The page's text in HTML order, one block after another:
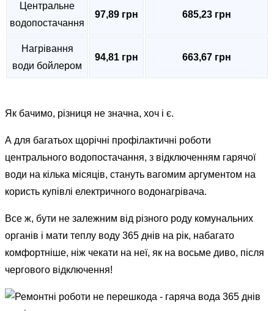
Центральне
водопостачання
97,89 грн 685,23 грн
Нагрівання
води бойлером
94,81 грн 663,67 грн
Як бачимо, різниця не значна, хоч і є.
А для багатьох щорічні профілактичні роботи
центрального водопостачання, з відключенням гарячої
води на кілька місяців, стануть вагомим аргументом на
користь купівлі електричного водонагрівача.
Все ж, бути не залежним від різного роду комунальних
органів і мати теплу воду 365 днів на рік, набагато
комфортніше, ніж чекати на неї, як на восьме диво, після
чергового відключення!